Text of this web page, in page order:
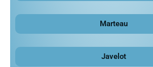
Marteau
Javelot